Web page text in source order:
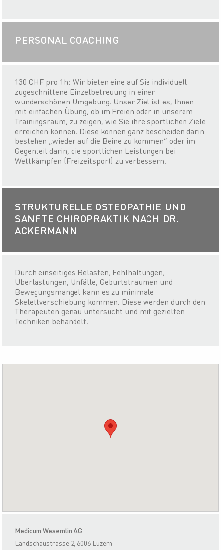
PERSONAL COACHING
130 CHF pro 1h: Wir bieten eine auf Sie individuell
zugeschnittene Einzelbetreuung in einer
wunderschönen Umgebung. Unser Ziel ist es, Ihnen
mit einfachen Übung, ob im Freien oder in unserem
Trainingsraum, zu zeigen, wie Sie ihre sportlichen Ziele
erreichen können. Diese können ganz bescheiden darin
bestehen „wieder auf die Beine zu kommen“ oder im
Gegenteil darin, die sportlichen Leistungen bei
Wettkämpfen (Freizeitsport) zu verbessern.
STRUKTURELLE OSTEOPATHIE UND
SANFTE CHIROPRAKTIK NACH DR.
ACKERMANN
Durch einseitiges Belasten, Fehlhaltungen,
Überlastungen, Unfälle, Geburtstraumen und
Bewegungsmangel kann es zu minimale
Skelettverschiebung kommen. Diese werden durch den
Therapeuten genau untersucht und mit gezielten
Techniken behandelt.
Medicum Wesemlin AG
Landschaustrasse 2, 6006 Luzern